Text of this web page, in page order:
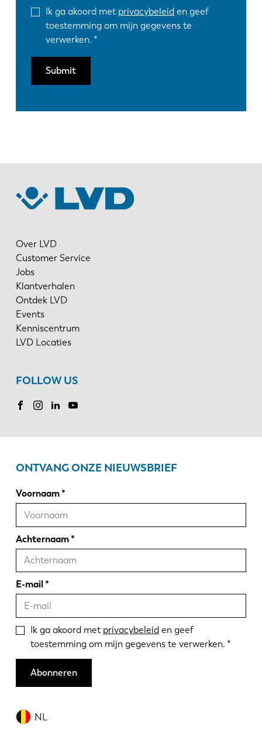
Ik ga akoord met privacybeleid en geef
toestemming om mijn gegevens te
verwerken.
Submit
Over LVD
Customer Service
Jobs
Klantverhalen
Ontdek LVD
Events
Kenniscentrum
LVD Locaties
FOLLOW US
NL
ONTVANG ONZE NIEUWSBRIEF
Voornaam
Achternaam
E-mail
Ik ga akoord met privacybeleiden geef
toestemming om mijn gegevens te verwerken.
Abonneren